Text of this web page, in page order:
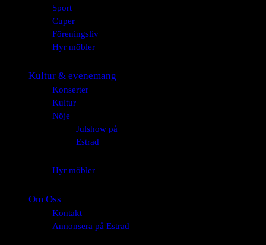
Sport
Cuper
Föreningsliv
Hyr möbler
Kultur & evenemang
Konserter
Kultur
Nöje
Julshow på
Estrad
Hyr möbler
Om Oss
Kontakt
Annonsera på Estrad